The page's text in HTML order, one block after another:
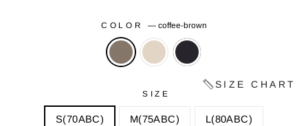
價
格
COLOR — coffee-brown
SIZE CHART
SIZE
S(70ABC) M(75ABC) L(80ABC)